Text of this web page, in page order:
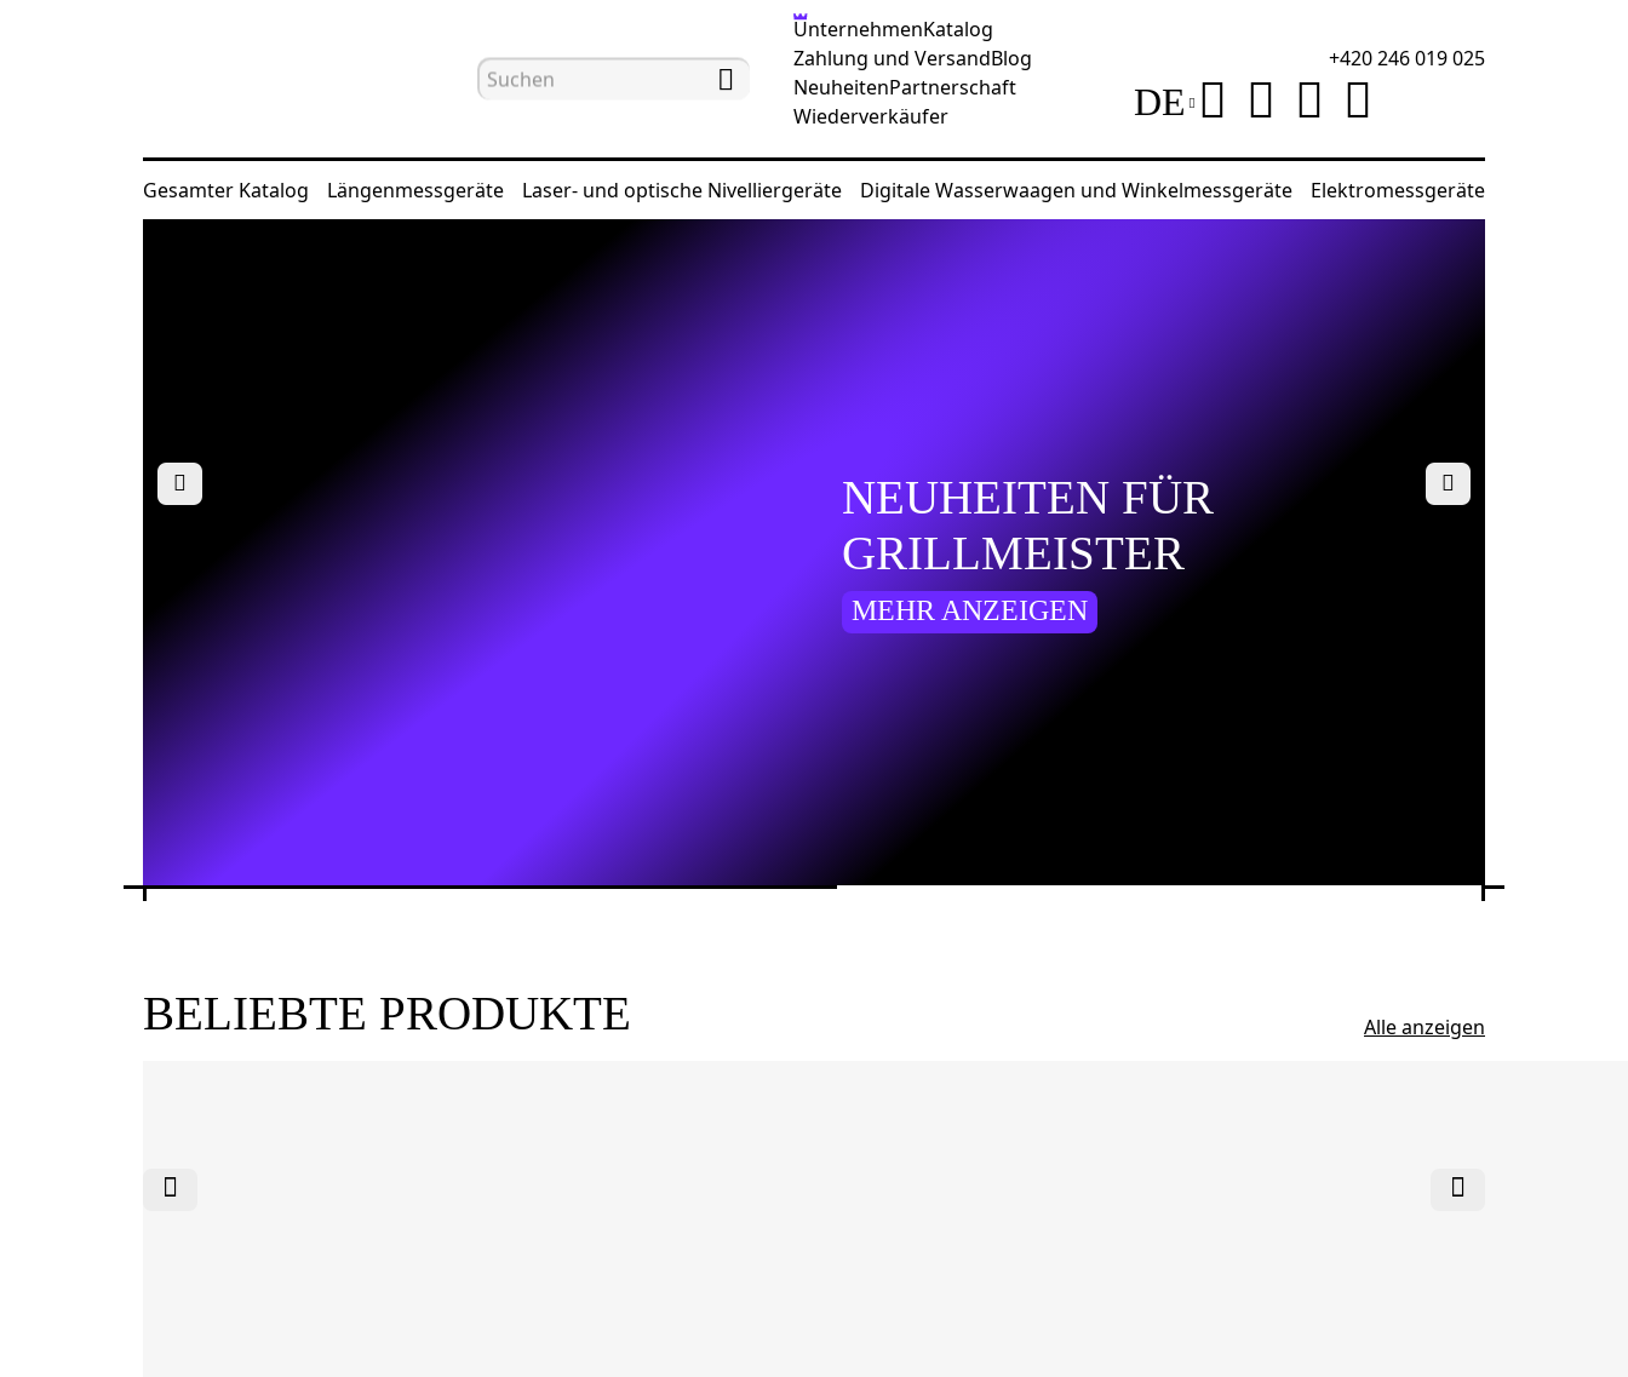
UnternehmenKatalog
Zahlung und VersandBlog
NeuheitenPartnerschaft
Wiederverkäufer
+420 246 019 025
DE
Gesamter Katalog Längenmessgeräte Laser- und optische Nivelliergeräte Digitale Wasserwaagen und Winkelmessgeräte Elektromessgeräte
NEUHEITEN FÜR
GRILLMEISTER
MEHR ANZEIGEN
BELIEBTE PRODUKTE Alle anzeigen